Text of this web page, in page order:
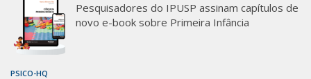
Pesquisadores do IPUSP assinam capítulos de
novo e-book sobre Primeira Infância
PSICO-HQ